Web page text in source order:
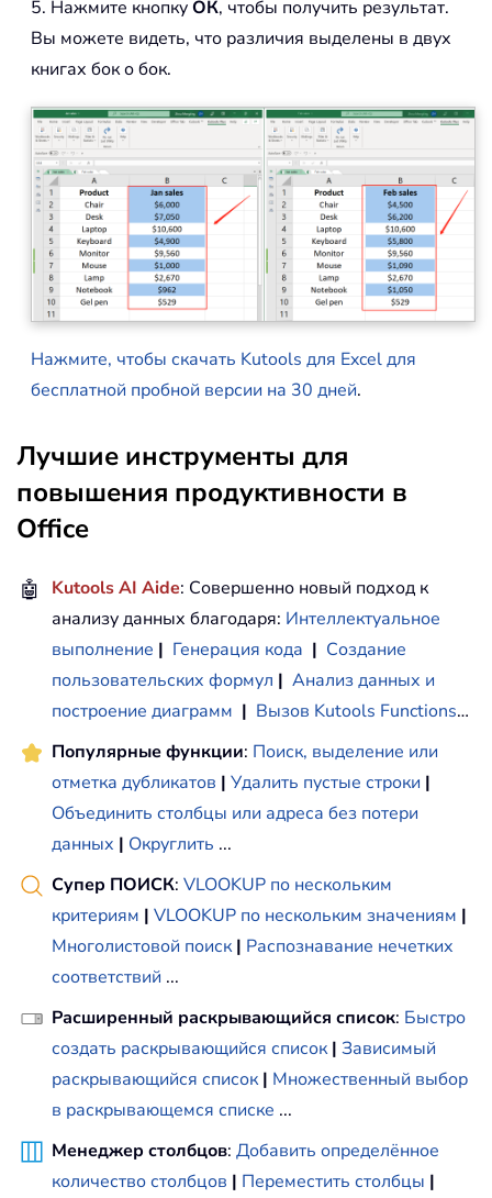
5. Нажмите кнопкуОК, чтобы получить результат.
Вы можете видеть, что различия выделены в двух
книгах бок о бок.
Нажмите, чтобы скачать Kutools для Excel для
бесплатной пробной версии на 30 дней.
Лучшие инструменты для
повышения продуктивности в
Office
🤖 Kutools AI Aide: Совершенно новый подход к
анализу данных благодаря: Интеллектуальное
выполнение | Генерация кода | Создание
пользовательских формул | Анализ данных и
построение диаграмм | Вызов Kutools Functions…
Популярные функции: Поиск, выделение или
отметка дубликатов | Удалить пустые строки |
Объединить столбцы или адреса без потери
данных | Округлить ...
Супер ПОИСК: VLOOKUP по нескольким
критериям | VLOOKUP по нескольким значениям |
Многолистовой поиск | Распознавание нечетких
соответствий ...
Расширенный раскрывающийся список: Быстро
создать раскрывающийся список | Зависимый
раскрывающийся список | Множественный выбор
в раскрывающемся списке ...
Менеджер столбцов: Добавить определённое
количество столбцов | Переместить столбцы |